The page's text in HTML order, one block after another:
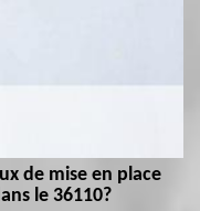
de mise en place
le 36110?